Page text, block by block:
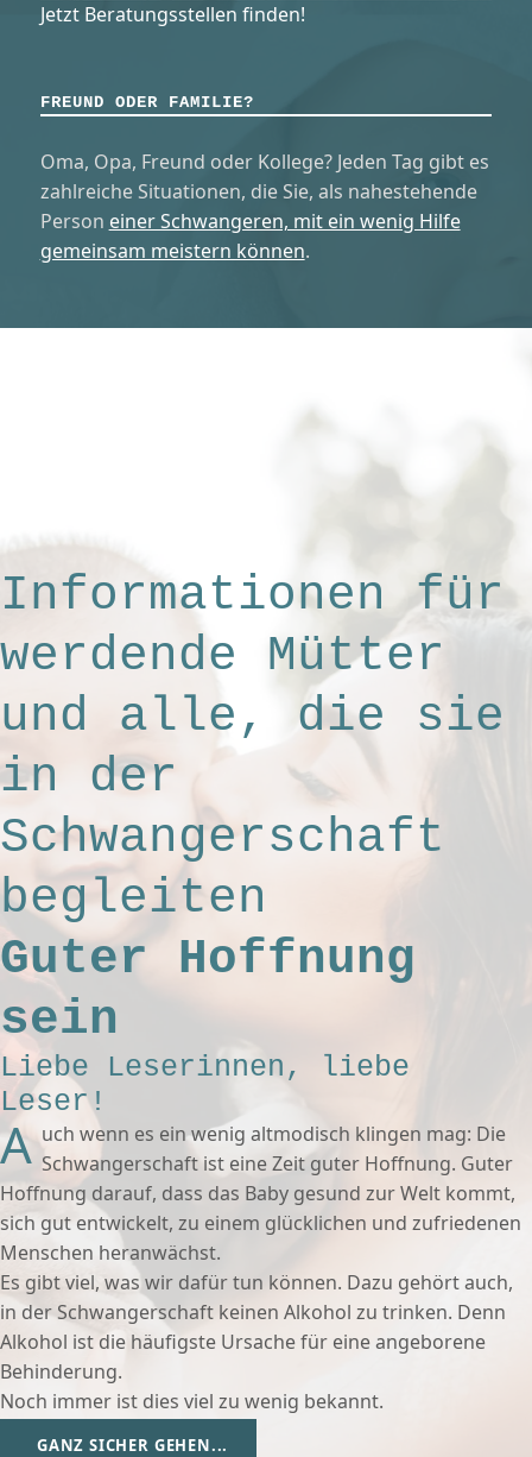
Jetzt Beratungsstellen finden!
FREUND ODER FAMILIE?
Oma, Opa, Freund oder Kollege? Jeden Tag gibt es
zahlreiche Situationen, die Sie, als nahestehende
Person einer Schwangeren, mit ein wenig Hilfe
gemeinsam meistern können.
Informationen für
werdende Mütter
und alle, die sie
in der
Schwangerschaft
begleiten
Guter Hoffnung
sein
Liebe Leserinnen, liebe
Leser!
A uch wenn es ein wenig altmodisch klingen mag: Die
Schwangerschaft ist eine Zeit guter Hoffnung. Guter
Hoffnung darauf, dass das Baby gesund zur Welt kommt,
sich gut entwickelt, zu einem glücklichen und zufriedenen
Menschen heranwächst.
Es gibt viel, was wir dafür tun können. Dazu gehört auch,
in der Schwangerschaft keinen Alkohol zu trinken. Denn
Alkohol ist die häufigste Ursache für eine angeborene
Behinderung.
Noch immer ist dies viel zu wenig bekannt.
GANZ SICHER GEHEN...